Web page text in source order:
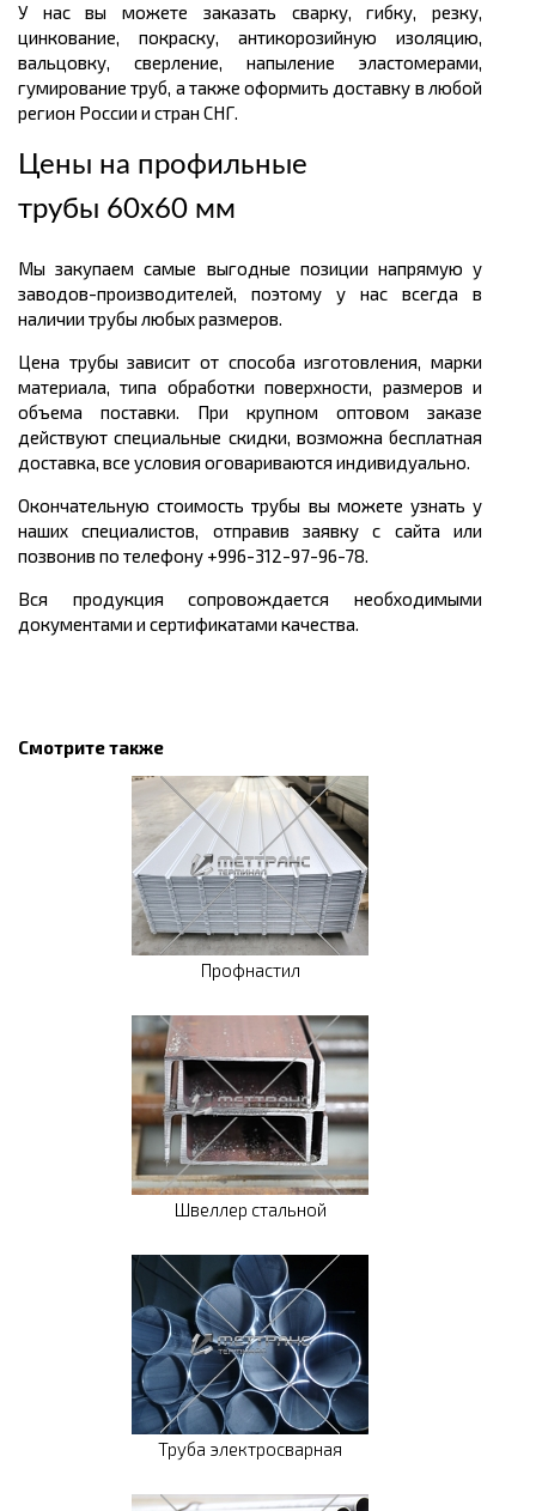
У нас вы можете заказать сварку, гибку, резку,
цинкование, покраску, антикорозийную изоляцию,
вальцовку, сверление, напыление эластомерами,
гумирование труб, а также оформить доставку в любой
регион России и стран СНГ.
Цены на профильные
трубы 60х60 мм
Мы закупаем самые выгодные позиции напрямую у
заводов-производителей, поэтому у нас всегда в
наличии трубы любых размеров.
Цена трубы зависит от способа изготовления, марки
материала, типа обработки поверхности, размеров и
объема поставки. При крупном оптовом заказе
действуют специальные скидки, возможна бесплатная
доставка, все условия оговариваются индивидуально.
Окончательную стоимость трубы вы можете узнать у
наших специалистов, отправив заявку с сайта или
позвонив по телефону +996-312-97-96-78.
Вся продукция сопровождается необходимыми
документами и сертификатами качества.
Смотрите также
Профнастил
Швеллер стальной
Труба электросварная